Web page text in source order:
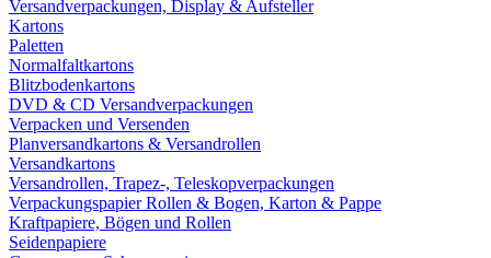
Versandverpackungen, Display & Aufsteller
Kartons
Paletten
Normalfaltkartons
Blitzbodenkartons
DVD & CD Versandverpackungen
Verpacken und Versenden
Planversandkartons & Versandrollen
Versandkartons
Versandrollen, Trapez-, Teleskopverpackungen
Verpackungspapier Rollen & Bogen, Karton & Pappe
Kraftpapiere, Bögen und Rollen
Seidenpapiere